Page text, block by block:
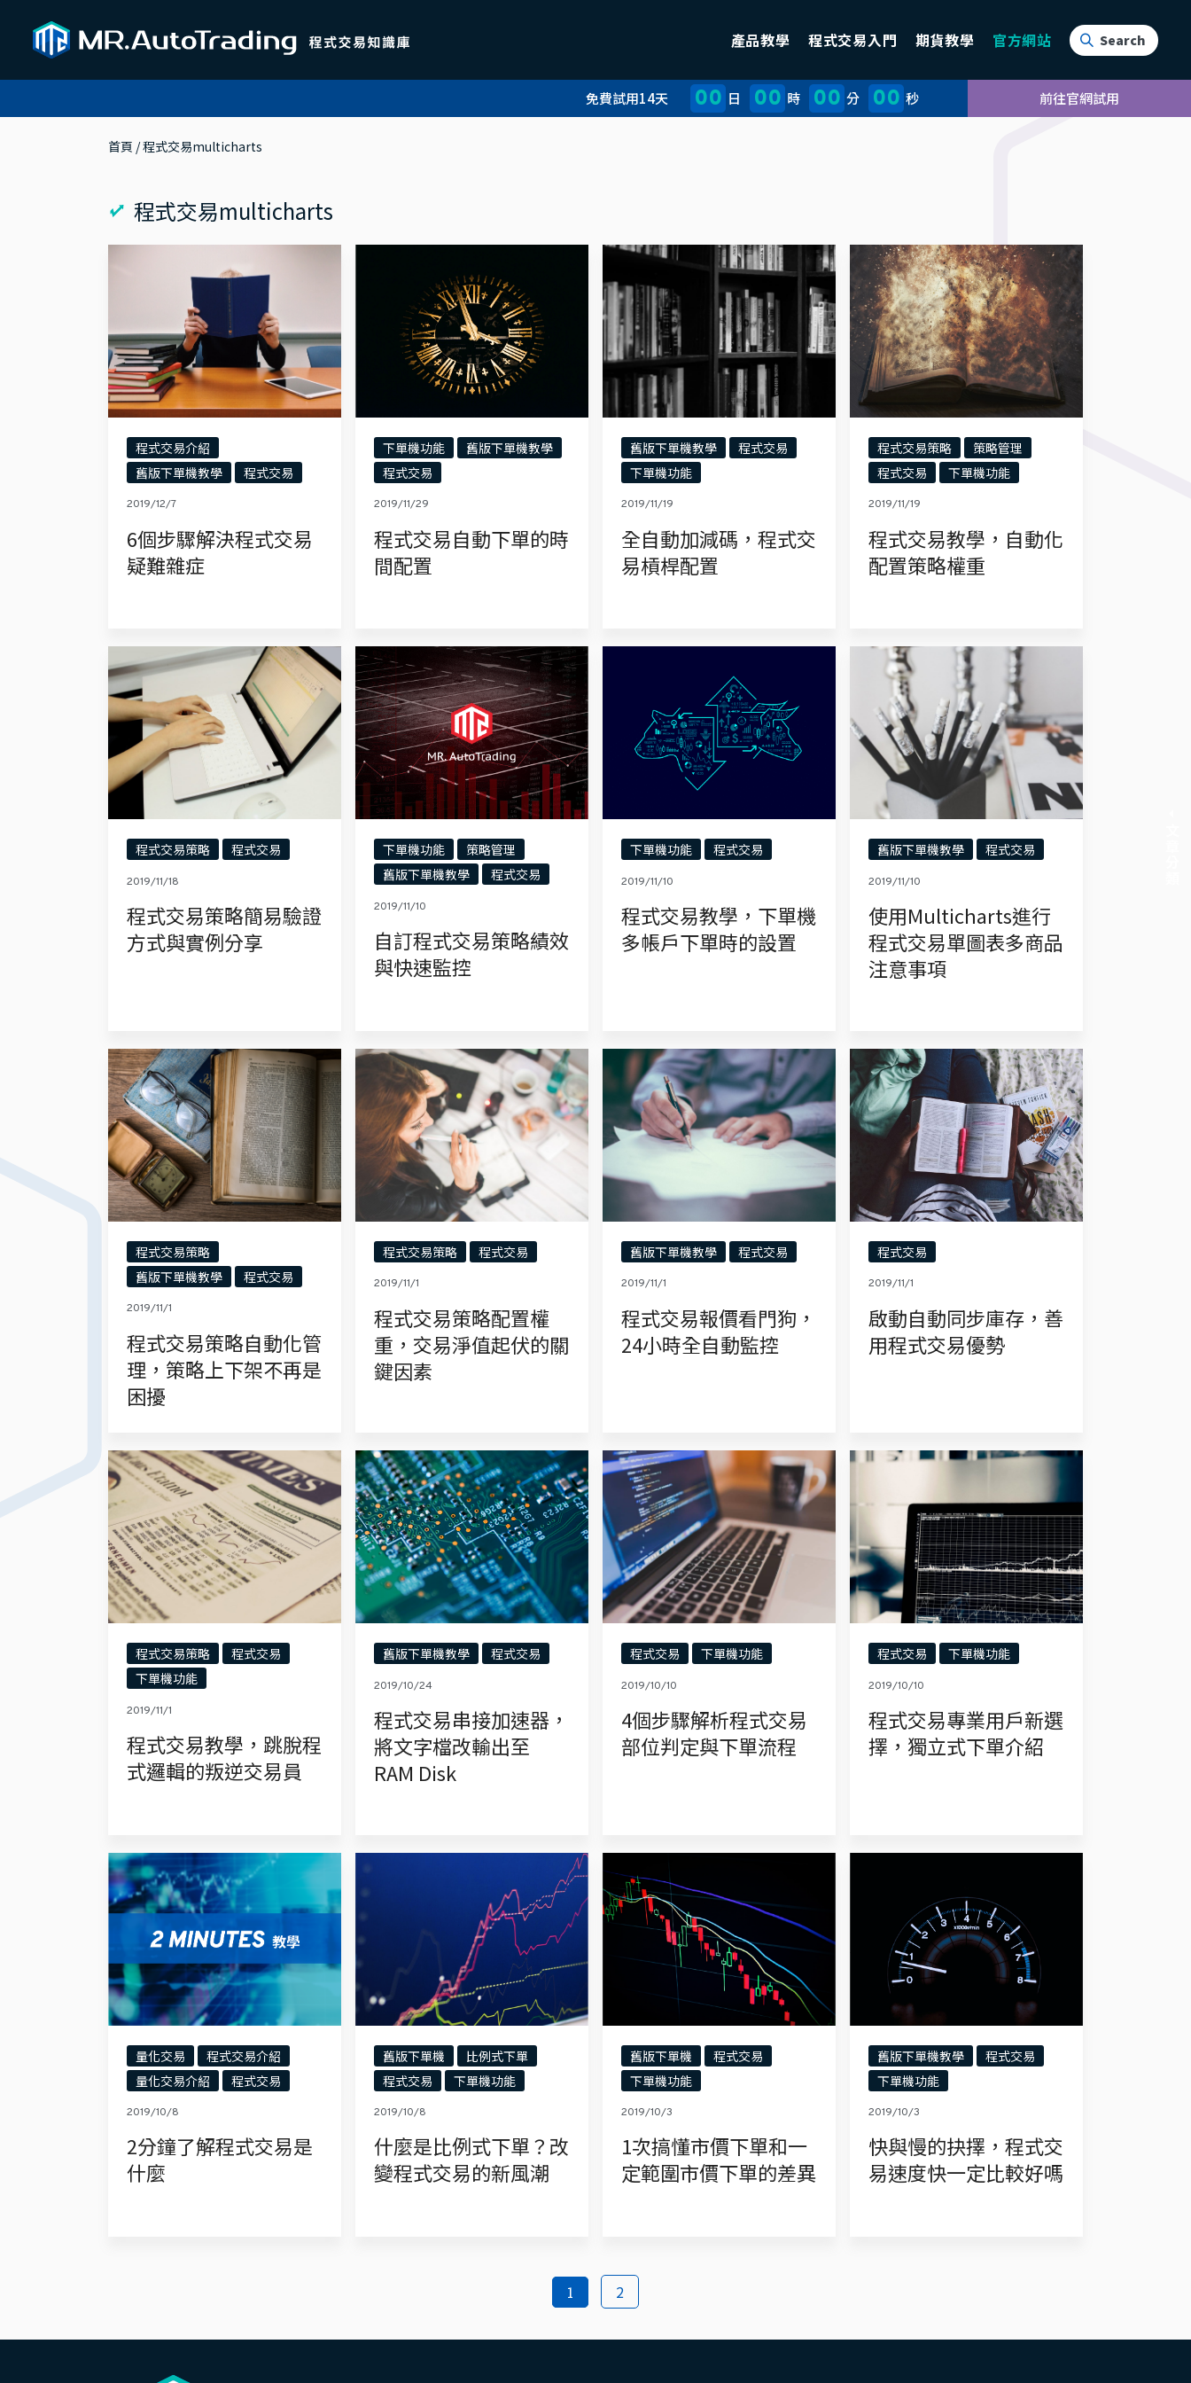
產品教學 程式交易入門 期貨教學 官方網站
前往官網試用
免費試用14天 00 日 00 時 00 分 00 秒
首頁 / 程式交易multicharts
程式交易multicharts
程式交易介紹
舊版下單機教學
程式交易
2019/12/7
6個步驟解決程式交易
疑難雜症
下單機功能
舊版下單機教學
程式交易
2019/11/29
程式交易自動下單的時
間配置
舊版下單機教學
程式交易
下單機功能
2019/11/19
全自動加減碼，程式交
易槓桿配置
程式交易策略
策略管理
程式交易
下單機功能
2019/11/19
程式交易教學，自動化
配置策略權重
程式交易策略 程式交易
2019/11/18
程式交易策略簡易驗證
方式與實例分享
下單機功能
策略管理
舊版下單機教學
程式交易
2019/11/10
自訂程式交易策略績效
與快速監控
下單機功能 程式交易
2019/11/10
程式交易教學，下單機
多帳戶下單時的設置
舊版下單機教學 程式交易
2019/11/10
使用Multicharts進行
程式交易單圖表多商品
注意事項
程式交易策略
舊版下單機教學
程式交易
2019/11/1
程式交易策略自動化管
理，策略上下架不再是
困擾
程式交易策略 程式交易
2019/11/1
程式交易策略配置權
重，交易淨值起伏的關
鍵因素
舊版下單機教學 程式交易
2019/11/1
程式交易報價看門狗，
24小時全自動監控
程式交易
2019/11/1
啟動自動同步庫存，善
用程式交易優勢
程式交易策略
程式交易
下單機功能
2019/11/1
程式交易教學，跳脫程
式邏輯的叛逆交易員
舊版下單機教學 程式交易
2019/10/24
程式交易串接加速器，
將文字檔改輸出至
RAM Disk
程式交易 下單機功能
2019/10/10
4個步驟解析程式交易
部位判定與下單流程
程式交易 下單機功能
2019/10/10
程式交易專業用戶新選
擇，獨立式下單介紹
量化交易
程式交易介紹
量化交易介紹
程式交易
2019/10/8
2分鐘了解程式交易是
什麼
舊版下單機
比例式下單
程式交易
下單機功能
2019/10/8
什麼是比例式下單？改
變程式交易的新風潮
舊版下單機
程式交易
下單機功能
2019/10/3
1次搞懂市價下單和一
定範圍市價下單的差異
舊版下單機教學
程式交易
下單機功能
2019/10/3
快與慢的抉擇，程式交
易速度快一定比較好嗎
1 2